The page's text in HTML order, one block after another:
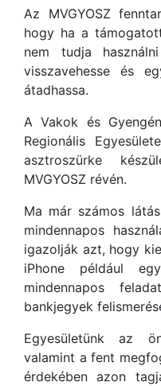
Az MVGYOSZ
hogy ha a
nem tudja
visszavehesse és
átadhassa.
A Vakok és
Regionális
asztroszürke
MVGYOSZ révén.
Ma már számos
mindennapos
igazolják azt, hogy
iPhone például
mindennapos
bankjegyek
Egyesületünk az
valamint a fent
érdekében azon